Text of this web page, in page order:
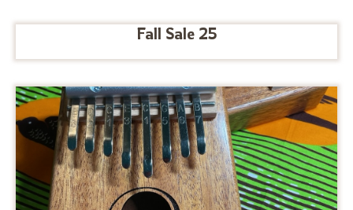
Fall Sale 25